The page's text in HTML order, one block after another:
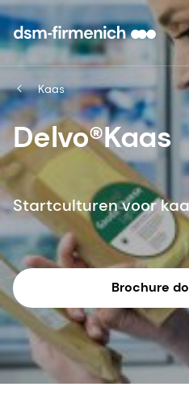
Kaas
Delvo®Kaas
Startculturen voor
Brochure